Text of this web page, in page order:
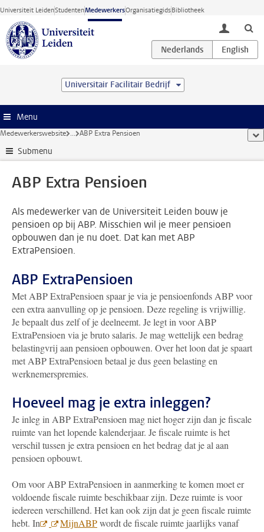
Ga direct naar de inhoud
Universiteit LeidenStudentenMedewerkersOrganisatiegidsBibliotheek
toggle
Universitair Facilitair Bedrijf
Menu
Medewerkerswebsite ... ABP Extra Pensioen
Submenu
ABP Extra Pensioen
Als medewerker van de Universiteit Leiden bouw je
pensioen op bij ABP. Misschien wil je meer pensioen
opbouwen dan je nu doet. Dat kan met ABP
ExtraPensioen.
ABP ExtraPensioen
Met ABP ExtraPensioen spaar je via je pensioenfonds ABP voor
een extra aanvulling op je pensioen. Deze regeling is vrijwillig.
Je bepaalt dus zelf of je deelneemt. Je legt in voor ABP
ExtraPensioen via je bruto salaris. Je mag wettelijk een bedrag
belastingvrij aan pensioen opbouwen. Over het loon dat je spaart
met ABP ExtraPensioen betaal je dus geen belasting en
werknemerspremies.
Hoeveel mag je extra inleggen?
Je inleg in ABP ExtraPensioen mag niet hoger zijn dan je fiscale
ruimte van het lopende kalenderjaar. Je fiscale ruimte is het
verschil tussen je extra pensioen en het bedrag dat je al aan
pensioen opbouwt.
Om voor ABP ExtraPensioen in aanmerking te komen moet er
voldoende fiscale ruimte beschikbaar zijn. Deze ruimte is voor
iedereen verschillend. Het kan ook zijn dat je geen fiscale ruimte
hebt. In
MijnABPwordt de fiscale ruimte jaarlijks vanaf